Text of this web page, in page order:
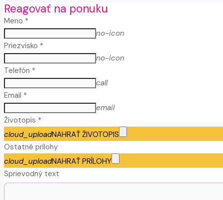
Reagovať na ponuku
Meno *
no-icon
Priezvisko *
no-icon
Telefón *
call
Email *
email
Životopis *
cloud_uploadNAHRAŤ ŽIVOTOPIS
Ostatné prílohy
cloud_uploadNAHRAŤ PRÍLOHY
Sprievodný text